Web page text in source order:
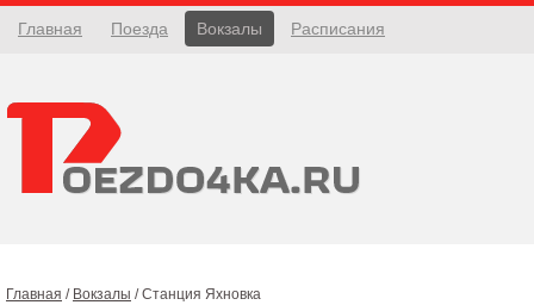
Главная Поезда Вокзалы Расписания
Главная / Вокзалы /Станция Яхновка